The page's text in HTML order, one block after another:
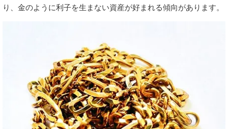
り、金のように利子を生まない資産が好まれる傾向があります。